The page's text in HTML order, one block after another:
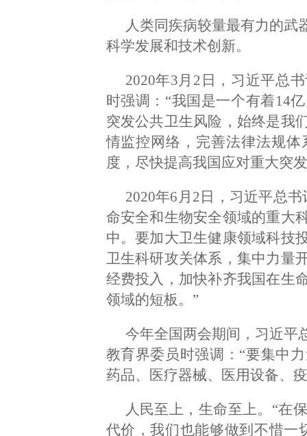
人类同疾病较量最有力的武
科学发展和技术创新。
2020年3月2日，习近平总
时强调：“我国是一个有着14
突发公共卫生风险，始终是我
情监控网络，完善法律法规
度，尽快提高我国应对重大突
2020年6月2日，习近平总
命安全和生物安全领域的重大
中。要加大卫生健康领域科技
卫生科研攻关体系，集中力量
经费投入，加快补齐我国在生
领域的短板。”
今年全国两会期间，习近平
教育界委员时强调：“要集中
药品、医疗器械、医用设备、
人民至上，生命至上。“在
代价，我们也能够做到不惜一